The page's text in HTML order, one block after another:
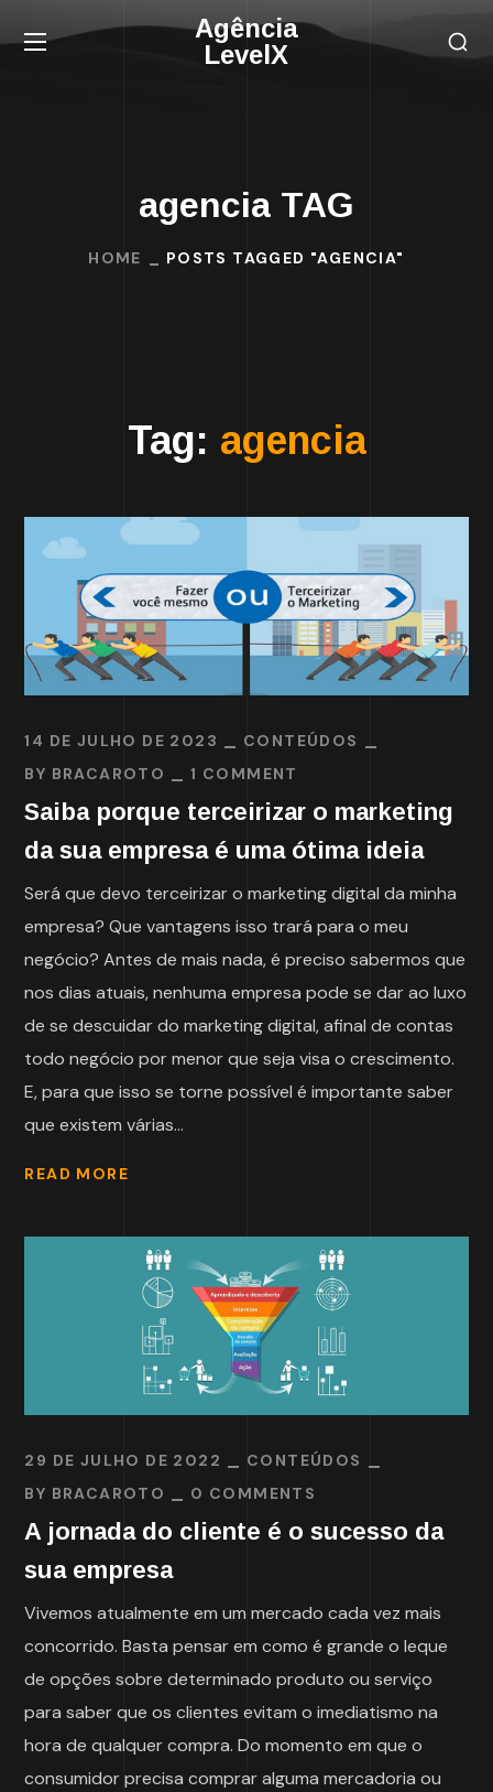
Agência
LevelX
agencia TAG
HOME POSTS TAGGED "AGENCIA"
Tag: agencia
14 DE JULHO DE 2023
CONTEÚDOS
BY BRACAROTO 1 COMMENT
Saiba porque terceirizar o marketing
da sua empresa é uma ótima ideia
Será que devo terceirizar o marketing digital da minha
empresa? Que vantagens isso trará para o meu
negócio? Antes de mais nada, é preciso sabermos que
nos dias atuais, nenhuma empresa pode se dar ao luxo
de se descuidar do marketing digital, afinal de contas
todo negócio por menor que seja visa o crescimento.
E, para que isso se torne possível é importante saber
que existem várias...
READ MORE
29 DE JULHO DE 2022
CONTEÚDOS
BY BRACAROTO 0 COMMENTS
A jornada do cliente é o sucesso da
sua empresa
Vivemos atualmente em um mercado cada vez mais
concorrido. Basta pensar em como é grande o leque
de opções sobre determinado produto ou serviço
para saber que os clientes evitam o imediatismo na
hora de qualquer compra. Do momento em que o
consumidor precisa comprar alguma mercadoria ou